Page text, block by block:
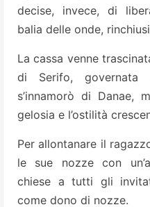
decise, invece, di
balia delle onde,
La cassa venne
di Serifo, governata
s’innamorò di Danae,
gelosia e l’ostilità
Per allontanare il
le sue nozze con
chiese a tutti gli
come dono di nozze.